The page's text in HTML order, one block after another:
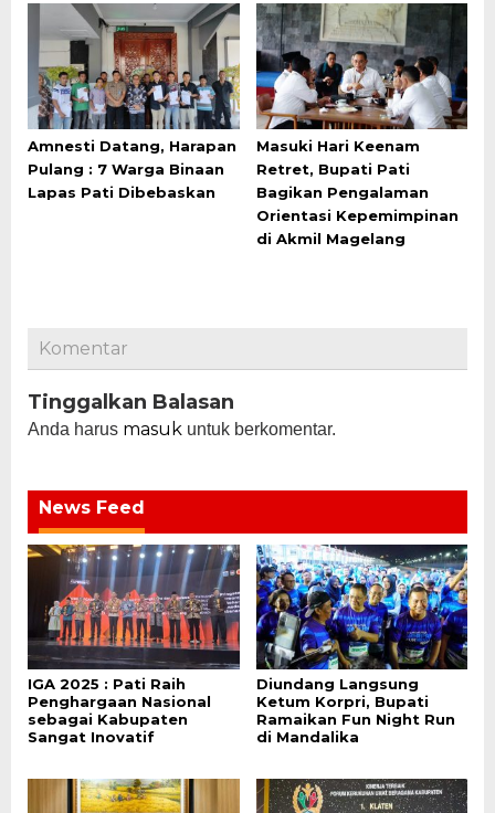
Amnesti Datang, Harapan
Pulang : 7 Warga Binaan
Lapas Pati Dibebaskan
Masuki Hari Keenam
Retret, Bupati Pati
Bagikan Pengalaman
Orientasi Kepemimpinan
di Akmil Magelang
Komentar
Tinggalkan Balasan
Anda harus masuk untuk berkomentar.
News Feed
IGA 2025 : Pati Raih
Penghargaan Nasional
sebagai Kabupaten
Sangat Inovatif
Diundang Langsung
Ketum Korpri, Bupati
Ramaikan Fun Night Run
di Mandalika